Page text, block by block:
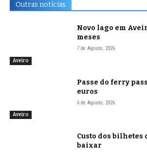
Outras notícias
Aveiro
Novo lago em
meses
7 de Agosto, 2026
Aveiro
Passe do ferry
euros
6 de Agosto, 2026
Custo dos bilhetes
baixar